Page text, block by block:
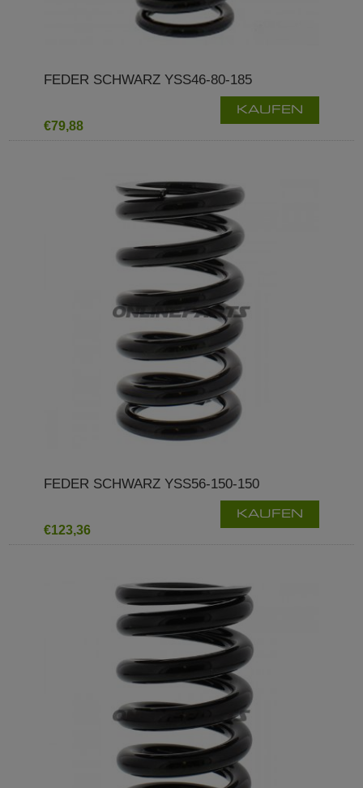
FEDER SCHWARZ YSS46-80-185
€79,88
KAUFEN
FEDER SCHWARZ YSS56-150-150
€123,36
KAUFEN